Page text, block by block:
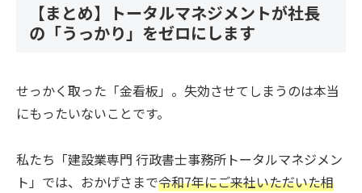
【まとめ】トータルマネジメントが社長
の「うっかり」をゼロにします
せっかく取った「金看板」。失効させてしまうのは本当
にもったいないことです。
私たち「建設業専門 行政書士事務所トータルマネジメン
ト」では、おかげさまで令和7年にご来社いただいた相